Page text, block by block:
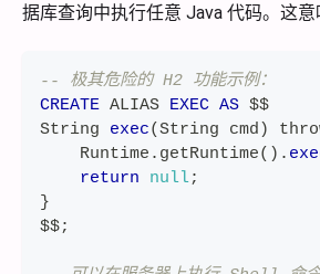
据库查询中执行任意 Java 代码。这意
-- 极其危险的 H2 功能示例：
CREATE ALIAS EXEC AS $$
String exec(String cmd )
    Runtime
. getRuntime( ) .
return
null;
}
$$;